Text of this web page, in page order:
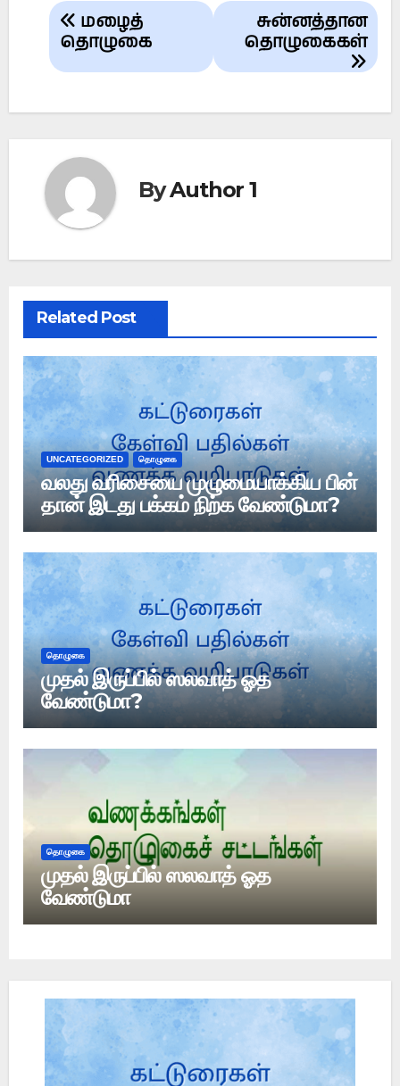
navigation
சுன்னத்தான
தொழுகைகள்
மழைத்
தொழுகை
ByAuthor 1
Related Post
UNCATEGORIZED தொழுகை
வலது வரிசையை முழுமையாக்கிய பின்
தான் இடது பக்கம் நிற்க வேண்டுமா?
தொழுகை
முதல் இருப்பில் ஸலவாத் ஓத
வேண்டுமா?
தொழுகை
முதல் இருப்பில் ஸலவாத் ஓத
வேண்டுமா